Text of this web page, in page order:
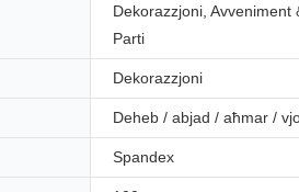
Dekorazzjoni, Avveniment
Parti
Dekorazzjoni
Deheb / abjad / aħmar /
Spandex